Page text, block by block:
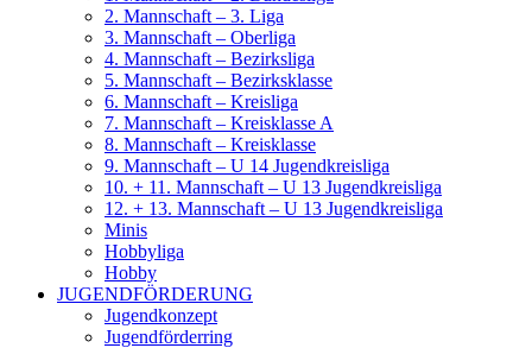
2. Mannschaft – 3. Liga
3. Mannschaft – Oberliga
4. Mannschaft – Bezirksliga
5. Mannschaft – Bezirksklasse
6. Mannschaft – Kreisliga
7. Mannschaft – Kreisklasse A
8. Mannschaft – Kreisklasse
9. Mannschaft – U 14 Jugendkreisliga
10. + 11. Mannschaft – U 13 Jugendkreisliga
12. + 13. Mannschaft – U 13 Jugendkreisliga
Minis
Hobbyliga
Hobby
JUGENDFÖRDERUNG
Jugendkonzept
Jugendförderring